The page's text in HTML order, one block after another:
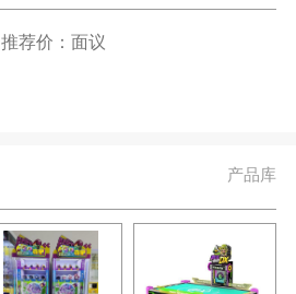
推荐价：面议
产品库